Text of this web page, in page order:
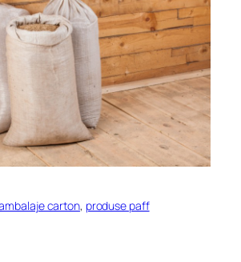
carton, produse paff